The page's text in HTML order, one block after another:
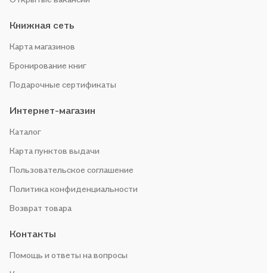
Книжная сеть
Карта магазинов
Бронирование книг
Подарочные сертификаты
Интернет-магазин
Каталог
Карта пунктов выдачи
Пользовательское соглашение
Политика конфиденциальности
Возврат товара
Контакты
Помощь и ответы на вопросы